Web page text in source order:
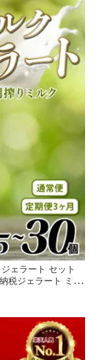
ェラート セット
税ジェラート ミル
菓子 洋菓子 デザ
県 奈良市 なら cer